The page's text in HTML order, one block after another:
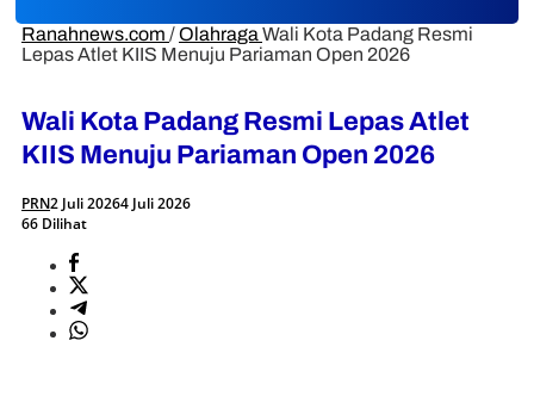
Ranahnews.com /Olahraga Wali Kota Padang Resmi
Lepas Atlet KIIS Menuju Pariaman Open 2026
Wali Kota Padang Resmi Lepas Atlet
KIIS Menuju Pariaman Open 2026
PRN2 Juli 20264 Juli 2026
66 Dilihat